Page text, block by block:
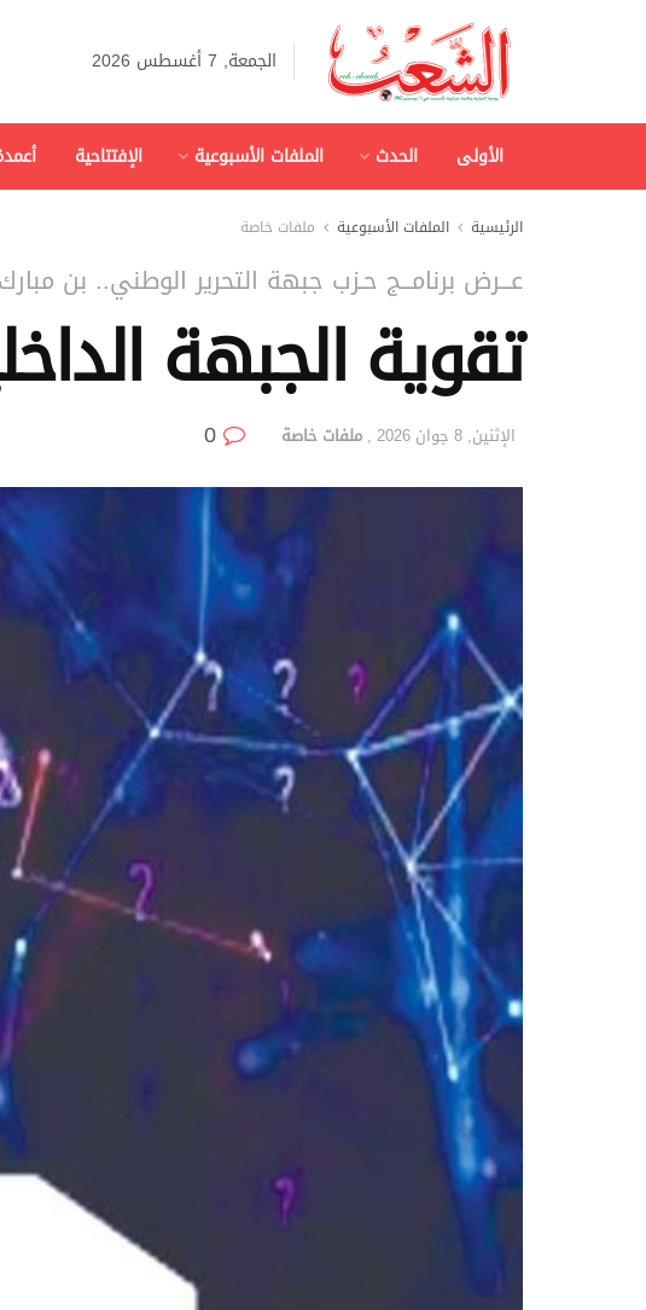
الجمعة, 7 أغسطس 2026
الأولى الحدث الملفات الأسبوعية الإفتتاحية
الرئيسية الملفات الأسبوعية ملفات خاصة
عـــرض برنامـــج حـزب جبهة التحرير الوطني.. بن
تقوية الجبهة
الإثنين, 8 جوان 2026 , ملفات خاصة